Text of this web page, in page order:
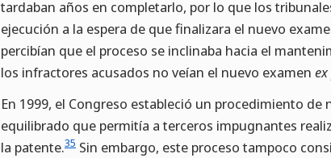
tardaban años en completarlo, por lo que los
ejecución a la espera de que finalizara el nuevo
percibían que el proceso se inclinaba hacia el
los infractores acusados no veían el nuevo examen
En 1999, el Congreso estableció un procedimiento de
equilibrado que permitía a terceros impugnantes
la patente.35 Sin embargo, este proceso tampoco